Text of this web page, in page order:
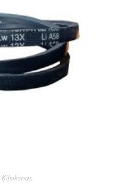
Ķīļsiksnas